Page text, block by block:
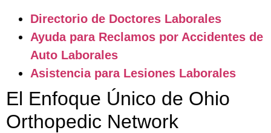
Directorio de Doctores Laborales
Ayuda para Reclamos por Accidentes de
Auto Laborales
Asistencia para Lesiones Laborales
El Enfoque Único de Ohio
Orthopedic Network